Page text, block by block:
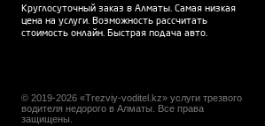
Круглосуточный заказ в Алматы. Самая низкая
цена на услуги. Возможность рассчитать
стоимость онлайн. Быстрая подача авто.
© 2019-2026 «Trezviy-voditel.kz» услуги трезвого
водителя недорого в Алматы. Все права
защищены.